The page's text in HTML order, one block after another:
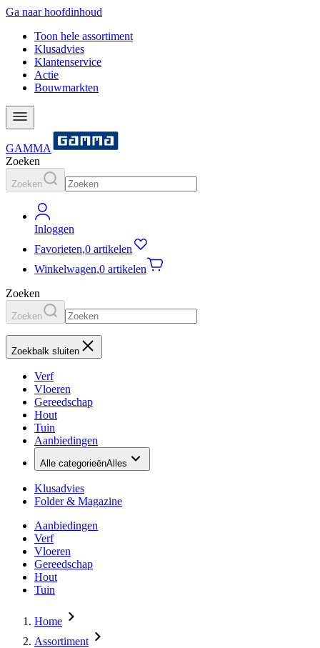
Ga naar hoofdinhoud
Toon hele assortiment
Klusadvies
Klantenservice
Actie
Bouwmarkten
GAMMA
Zoeken
Zoeken
Inloggen
Favorieten,0 artikelen
Winkelwagen,0 artikelen
Zoeken
Zoeken
Zoekbalk sluiten
Verf
Vloeren
Gereedschap
Hout
Tuin
Aanbiedingen
Alle categorieënAlles
Klusadvies
Folder & Magazine
Aanbiedingen
Verf
Vloeren
Gereedschap
Hout
Tuin
Home
Assortiment